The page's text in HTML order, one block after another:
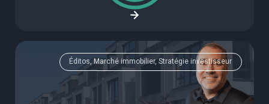
Éditos, Marché immobilier, Stratégie investisseur